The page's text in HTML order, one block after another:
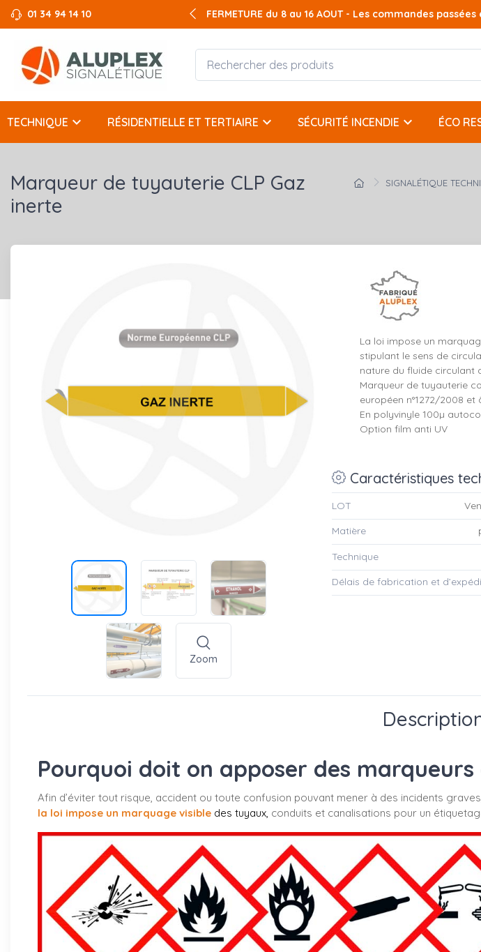
01 34 94 14 10 FERMETURE du 8 au 16 AOUT - Les commandes
TECHNIQUE keyboard_arrow_down RÉSIDENTIELLE ET TERTIAIRE keyboard_arrow_down SÉCURITÉ INCENDIE keyboard_arrow_down ÉCO
SIGNALÉTIQUE
Marqueur de tuyauterie CLP Gaz
inerte
Zoom
La loi impose un
stipulant le sens de
nature du fluide circulant
Marqueur de tuyauterie
européen n°1272/2008
En polyvinyle 100µ
Option film anti UV
Caractéristiques
LOT
Matière
Technique
Délais de fabrication et
Pourquoi doit on apposer des
Afin d’éviter tout risque, accident ou toute confusion pouvant mener à des incidents
la loi impose un marquage visible des tuyaux, conduits et canalisations pour un